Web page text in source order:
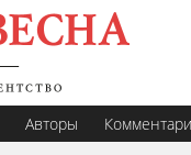
Авторы